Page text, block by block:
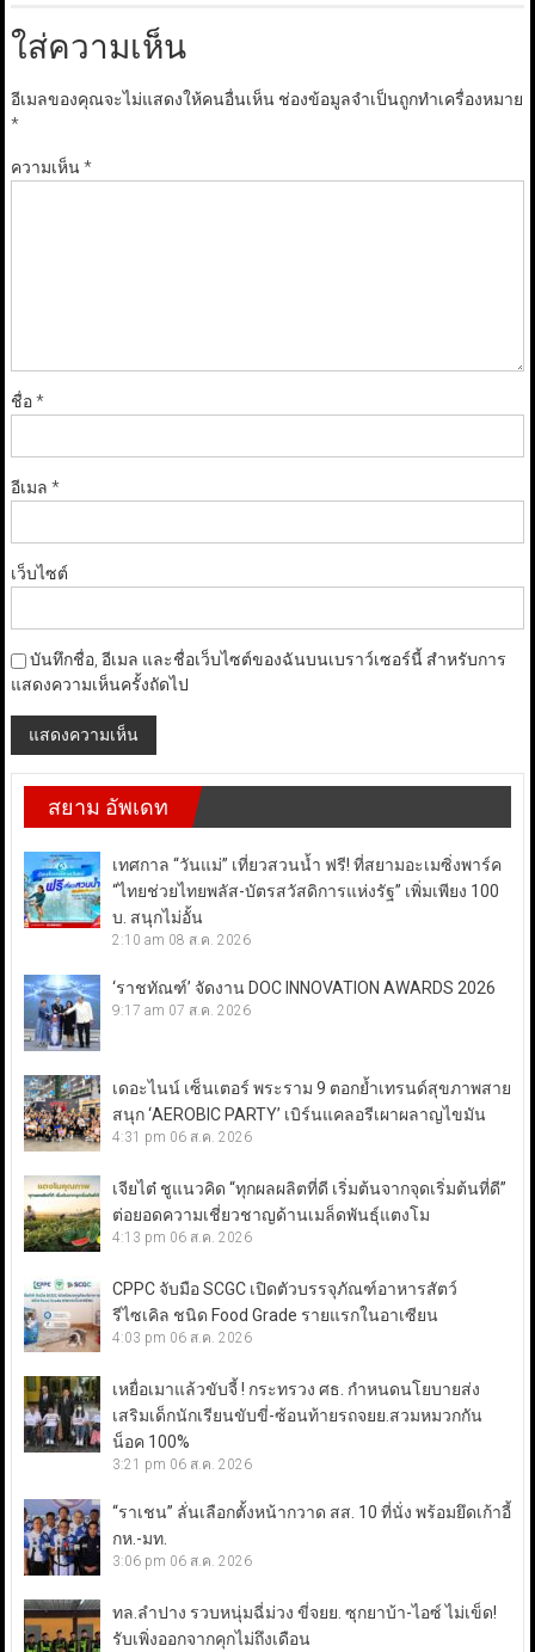
ใส่ความเห็น
อีเมลของคุณจะไม่แสดงให้คนอื่นเห็น ช่องข้อมูลจำเป็นถูกทำเครื่องหมาย
*
ความเห็น*
ชื่อ*
อีเมล *
เว็บไซต์
บันทึกชื่อ, อีเมล และชื่อเว็บไซต์ของฉันบนเบราว์เซอร์นี้ สำหรับการ
แสดงความเห็นครั้งถัดไป
สยาม อัพเดท
เทศกาล “วันแม่” เที่ยวสวนน้ำ ฟรี! ที่สยามอะเมซิ่งพาร์ค
“ไทยช่วยไทยพลัส-บัตรสวัสดิการแห่งรัฐ” เพิ่มเพียง 100
บ. สนุกไม่อั้น
2:10 am 08 ส.ค. 2026
‘ราชทัณฑ์’ จัดงาน DOC INNOVATION AWARDS 2026
9:17 am 07 ส.ค. 2026
เดอะไนน์ เซ็นเตอร์ พระราม 9 ตอกย้ำเทรนด์สุขภาพสาย
สนุก ‘AEROBIC PARTY’ เบิร์นแคลอรีเผาผลาญไขมัน
4:31 pm 06 ส.ค. 2026
เจียไต๋ ชูแนวคิด “ทุกผลผลิตที่ดี เริ่มต้นจากจุดเริ่มต้นที่ดี”
ต่อยอดความเชี่ยวชาญด้านเมล็ดพันธุ์แตงโม
4:13 pm 06 ส.ค. 2026
CPPC จับมือ SCGC เปิดตัวบรรจุภัณฑ์อาหารสัตว์
รีไซเคิล ชนิด Food Grade รายแรกในอาเซียน
4:03 pm 06 ส.ค. 2026
เหยื่อเมาแล้วขับจี้ ! กระทรวง ศธ. กำหนดนโยบายส่ง
เสริมเด็กนักเรียนขับขี่-ซ้อนท้ายรถจยย.สวมหมวกกัน
น็อค 100%
3:21 pm 06 ส.ค. 2026
“ราเชน” ลั่นเลือกตั้งหน้ากวาด สส. 10 ที่นั่ง พร้อมยึดเก้าอี้
กห.-มท.
3:06 pm 06 ส.ค. 2026
ทล.ลำปาง รวบหนุ่มฉี่ม่วง ขี่จยย. ซุกยาบ้า-ไอซ์ ไม่เข็ด!
รับเพิ่งออกจากคุกไม่ถึงเดือน